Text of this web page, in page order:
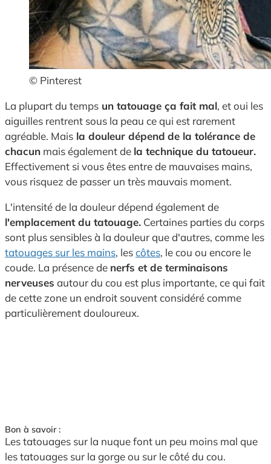
© Pinterest
La plupart du temps un tatouage ça fait mal, et oui les
aiguilles rentrent sous la peau ce qui est rarement
agréable. Mais la douleur dépend de la tolérance de
chacun mais également de la technique du tatoueur.
Effectivement si vous êtes entre de mauvaises mains,
vous risquez de passer un très mauvais moment.
L'intensité de la douleur dépend également de
l'emplacement du tatouage. Certaines parties du corps
sont plus sensibles à la douleur que d'autres, comme les
tatouages sur les mains, lescôtes, le cou ou encore le
coude. La présence de nerfs et de terminaisons
nerveuses autour du cou est plus importante, ce qui fait
de cette zone un endroit souvent considéré comme
particulièrement douloureux.
Bon à savoir :
Les tatouages sur la nuque font un peu moins mal que
les tatouages sur la gorge ou sur le côté du cou.